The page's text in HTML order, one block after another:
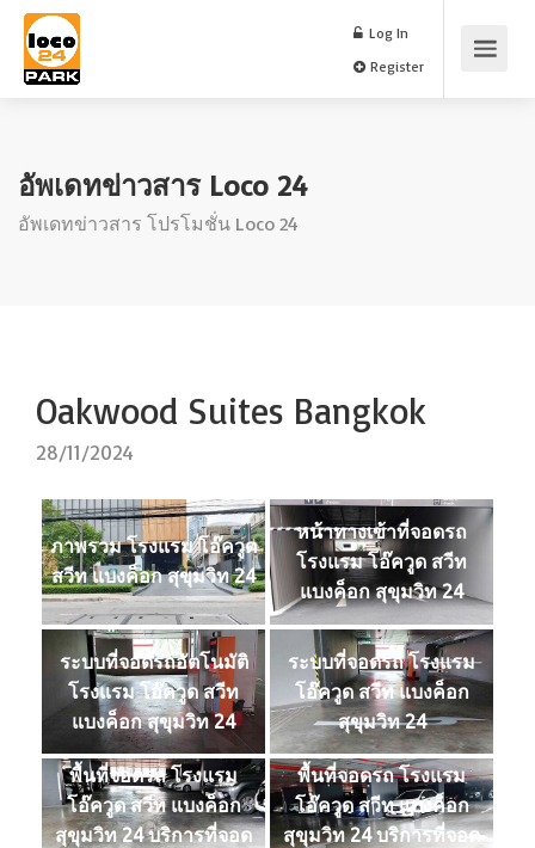
Log In
อัพเดทข่าวสาร Loco 24
อัพเดทข่าวสาร โปรโมชั่น Loco 24
Oakwood Suites Bangkok
28/11/2024
ภาพรวม โรงแรม โอ๊ควูด
สวีท แบงค็อก สุขุมวิท 24
หน้าทางเข้าที่จอดรถ
โรงแรม โอ๊ควูด สวีท
แบงค็อก สุขุมวิท 24
ระบบที่จอดรถอัตโนมัติ
โรงแรม โอ๊ควูด สวีท
แบงค็อก สุขุมวิท 24
ระบบที่จอดรถ โรงแรม
โอ๊ควูด สวีท แบงค็อก
สุขุมวิท 24
พื้นที่จอดรถ โรงแรม
โอ๊ควูด สวีท แบงค็อก
สุขุมวิท 24 บริการที่จอด
พื้นที่จอดรถ โรงแรม
โอ๊ควูด สวีท แบงค็อก
สุขุมวิท 24 บริการที่จอด